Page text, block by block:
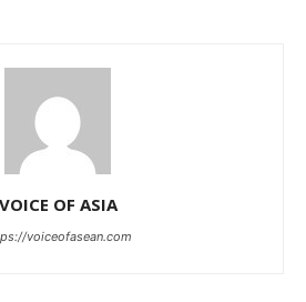
VOICE OF ASIA
voiceofasean.com